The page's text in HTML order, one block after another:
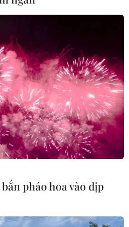
Tàu hàng
Biển Đỏ
máu đơn
ung thư
chế xác minh
Liban
pháo hoa vào dịp